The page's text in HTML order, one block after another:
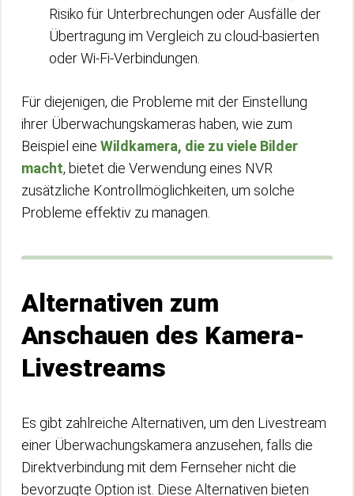
Risiko für Unterbrechungen oder Ausfälle der
Übertragung im Vergleich zu cloud-basierten
oder Wi-Fi-Verbindungen.
Für diejenigen, die Probleme mit der Einstellung
ihrer Überwachungskameras haben, wie zum
Beispiel eine Wildkamera, die zu viele Bilder
macht, bietet die Verwendung eines NVR
zusätzliche Kontrollmöglichkeiten, um solche
Probleme effektiv zu managen.
Alternativen zum
Anschauen des Kamera-
Livestreams
Es gibt zahlreiche Alternativen, um den Livestream
einer Überwachungskamera anzusehen, falls die
Direktverbindung mit dem Fernseher nicht die
bevorzugte Option ist. Diese Alternativen bieten